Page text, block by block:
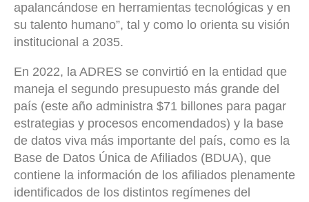
apalancándose en herramientas tecnológicas y en
su talento humano”, tal y como lo orienta su visión
institucional a 2035.
En 2022, la ADRES se convirtió en la entidad que
maneja el segundo presupuesto más grande del
país (este año administra $71 billones para pagar
estrategias y procesos encomendados) y la base
de datos viva más importante del país, como es la
Base de Datos Única de Afiliados (BDUA), que
contiene la información de los afiliados plenamente
identificados de los distintos regímenes del